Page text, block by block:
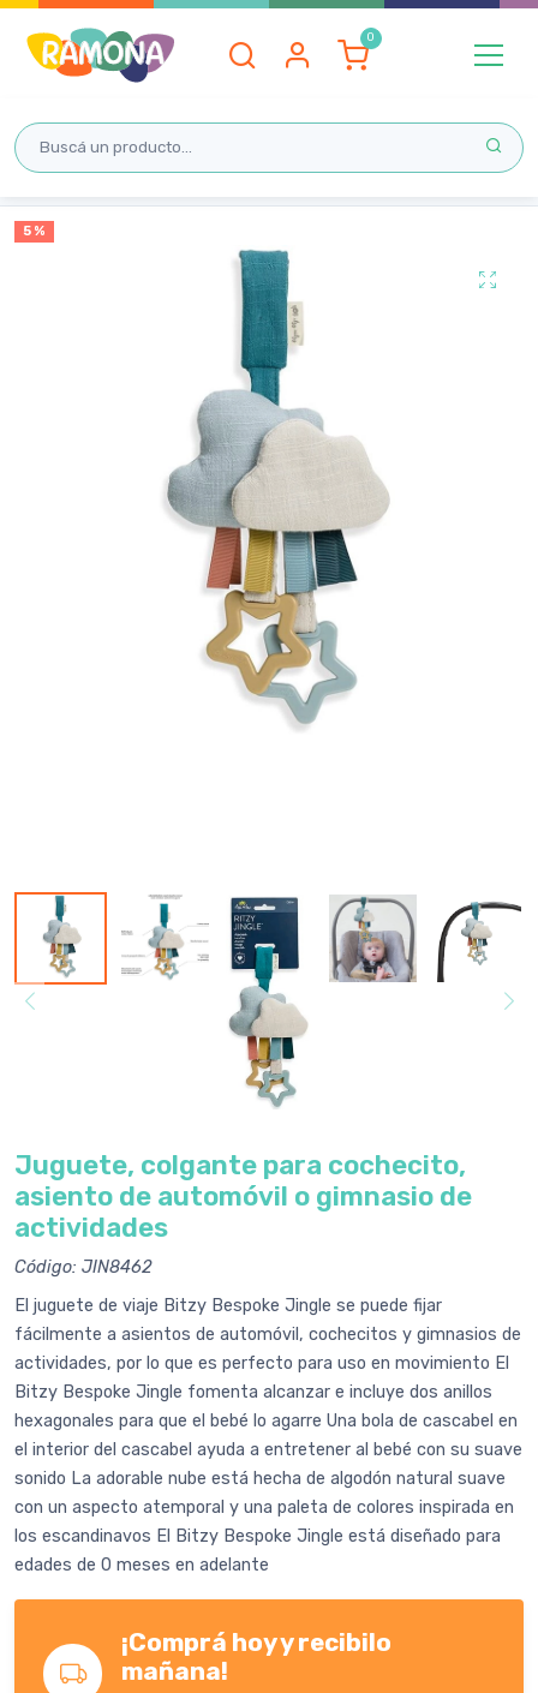
5 %
Juguete, colgante para cochecito,
asiento de automóvil o gimnasio de
actividades
Código: JIN8462
El juguete de viaje Bitzy Bespoke Jingle se puede fijar
fácilmente a asientos de automóvil, cochecitos y gimnasios de
actividades, por lo que es perfecto para uso en movimiento El
Bitzy Bespoke Jingle fomenta alcanzar e incluye dos anillos
hexagonales para que el bebé lo agarre Una bola de cascabel en
el interior del cascabel ayuda a entretener al bebé con su suave
sonido La adorable nube está hecha de algodón natural suave
con un aspecto atemporal y una paleta de colores inspirada en
los escandinavos El Bitzy Bespoke Jingle está diseñado para
edades de 0 meses en adelante
¡Comprá hoy y recibilo
mañana!